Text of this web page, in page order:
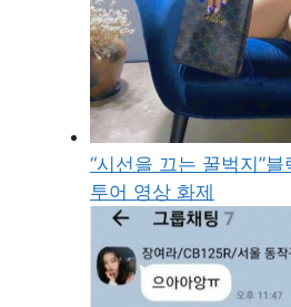
“시선을 끄는 꿀벅지”
투어 영상 화제